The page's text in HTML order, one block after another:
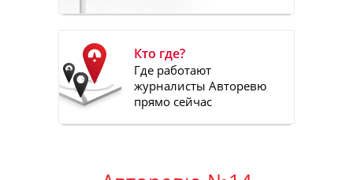
Кто где?
Где работают
журналисты Авторевю
прямо сейчас